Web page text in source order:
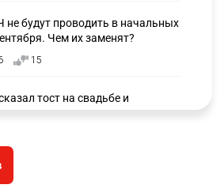
будут проводить в начальных
Чем их заменят?
15
тост на свадьбе и
дело
а мясо дороже. Почему в
расти цены на